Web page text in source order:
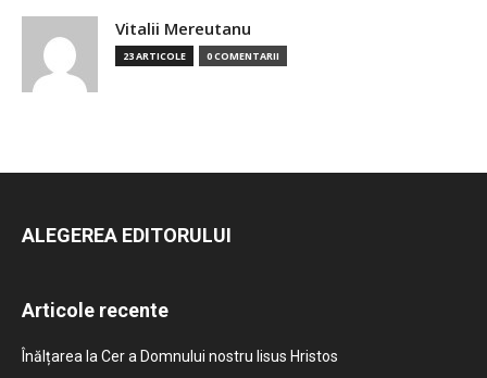
Vitalii Mereutanu
23 ARTICOLE 0 COMENTARII
ALEGEREA EDITORULUI
Articole recente
Înălțarea la Cer a Domnului nostru Iisus Hristos